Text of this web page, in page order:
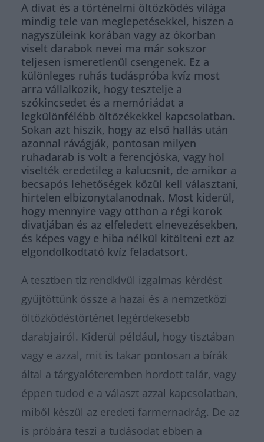
A divat és a történelmi öltözködés világa
mindig tele van meglepetésekkel, hiszen a
nagyszüleink korában vagy az ókorban
viselt darabok nevei ma már sokszor
teljesen ismeretlenül csengenek. Ez a
különleges ruhás tudáspróba kvíz most
arra vállalkozik, hogy tesztelje a
szókincsedet és a memóriádat a
legkülönfélébb öltözékekkel kapcsolatban.
Sokan azt hiszik, hogy az első hallás után
azonnal rávágják, pontosan milyen
ruhadarab is volt a ferencjóska, vagy hol
viselték eredetileg a kalucsnit, de amikor a
becsapós lehetőségek közül kell választani,
hirtelen elbizonytalanodnak. Most kiderül,
hogy mennyire vagy otthon a régi korok
divatjában és az elfeledett elnevezésekben,
és képes vagy e hiba nélkül kitölteni ezt az
elgondolkodtató kvíz feladatsort.
A tesztben tíz rendkívül izgalmas kérdést
gyűjtöttünk össze a hazai és a nemzetközi
öltözködéstörténet legérdekesebb
darabjairól. Kiderül például, hogy tisztában
vagy e azzal, mit is takar pontosan a bírák
által a tárgyalóteremben hordott talár, vagy
éppen tudod e a választ azzal kapcsolatban,
miből készül az eredeti farmernadrág. De az
is próbára teszi a tudásodat ebben a